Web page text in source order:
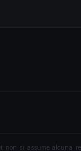
non si assume